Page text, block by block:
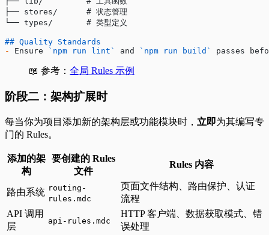
├── stores/      # 状态管理
└── types/       # 类型定义
## Quality Standards
-
Ensure `npm run lint` and `npm run build` passes
📖 参考： 全局 Rules 示例
阶段二：架构扩展时
每当你为项目添加新的架构层或功能模块时， 立即为其编写专
门的 Rules。
添加的架
构
要创建的 Rules
文件
Rules 内容
路由系统 routing-
rules.mdc
页面文件结构、路由保护、认证
流程
API 调用
层
api-rules.mdc
HTTP 客户端、数据获取模式、错
误处理